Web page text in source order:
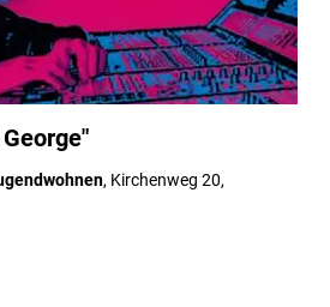
, Kirchenweg 20,